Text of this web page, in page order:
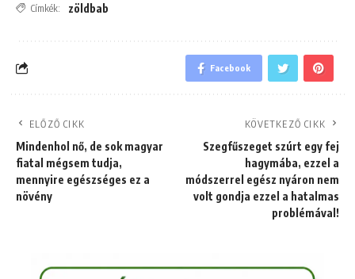
Címkék: zöldbab
Facebook
ELŐZŐ CIKK
Mindenhol nő, de sok magyar
fiatal mégsem tudja,
mennyire egészséges ez a
növény
KÖVETKEZŐ CIKK
Szegfűszeget szúrt egy fej
hagymába, ezzel a
módszerrel egész nyáron nem
volt gondja ezzel a hatalmas
problémával!